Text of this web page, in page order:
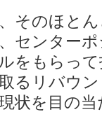
そのほと
センター
をもらっ
るリバウ
状を目の